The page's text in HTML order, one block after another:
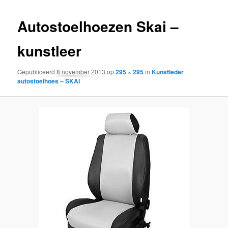
Autostoelhoezen Skai –
kunstleer
Gepubliceerd8 november 2013 op295 × 295inKunstleder
autostoelhoes – SKAI